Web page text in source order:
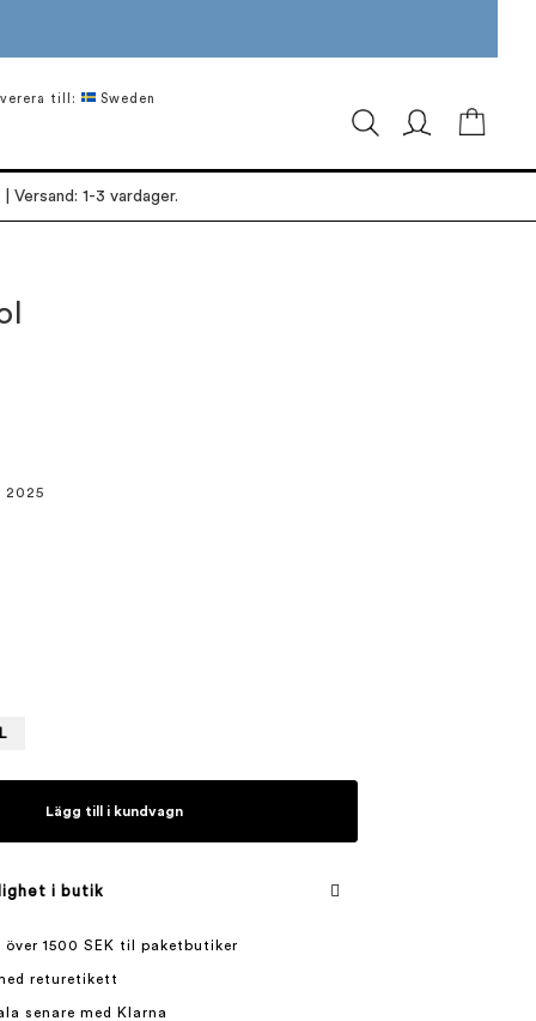
till: Sweden
1-3 vardager.
2025
Lägg till i kundvagn
i butik
1500 SEK til paketbutiker
returetikett
senare med Klarna